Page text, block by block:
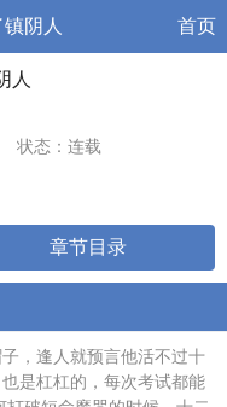
阴人 首页
人
状态：连载
章节目录
，逢人就预言他活不过十
是杠杠的，每次考试都能